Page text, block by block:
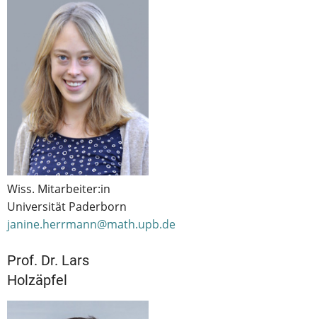
Wiss. Mitarbeiter:in
Universität Paderborn
janine.herrmann@math.upb.de
Prof. Dr. Lars
Holzäpfel